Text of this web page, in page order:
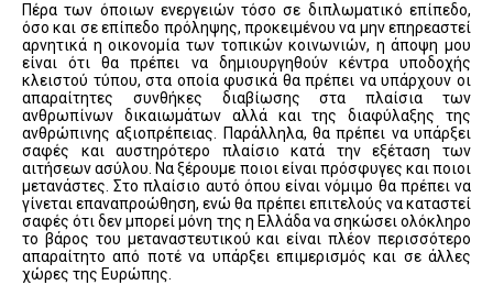
Πέρα των όποιων ενεργειών τόσο σε διπλωματικό επίπεδο,
όσο και σε επίπεδο πρόληψης, προκειμένου να μην επηρεαστεί
αρνητικά η οικονομία των τοπικών κοινωνιών, η άποψη μου
είναι ότι θα πρέπει να δημιουργηθούν κέντρα υποδοχής
κλειστού τύπου, στα οποία φυσικά θα πρέπει να υπάρχουν οι
απαραίτητες συνθήκες διαβίωσης στα πλαίσια των
ανθρωπίνων δικαιωμάτων αλλά και της διαφύλαξης της
ανθρώπινης αξιοπρέπειας. Παράλληλα, θα πρέπει να υπάρξει
σαφές και αυστηρότερο πλαίσιο κατά την εξέταση των
αιτήσεων ασύλου. Να ξέρουμε ποιοι είναι πρόσφυγες και ποιοι
μετανάστες. Στο πλαίσιο αυτό όπου είναι νόμιμο θα πρέπει να
γίνεται επαναπροώθηση, ενώ θα πρέπει επιτελούς να καταστεί
σαφές ότι δεν μπορεί μόνη της η Ελλάδα να σηκώσει ολόκληρο
το βάρος του μεταναστευτικού και είναι πλέον περισσότερο
απαραίτητο από ποτέ να υπάρξει επιμερισμός και σε άλλες
χώρες της Ευρώπης.